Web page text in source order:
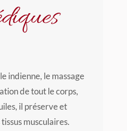
indienne, le massage
de tout le corps,
il préserve et
musculaires.